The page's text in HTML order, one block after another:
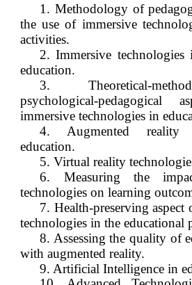
1. Methodology of
the use of immersive
activities.
2. Immersive
education.
3. Theoretical-
psychological-pedagogical
immersive technologies in
4. Augmented reality
education.
5. Virtual reality
6. Measuring the
technologies on learning
7. Health-preserving
technologies in the educational
8. Assessing the quality of
with augmented reality.
9. Artificial Intelligence in